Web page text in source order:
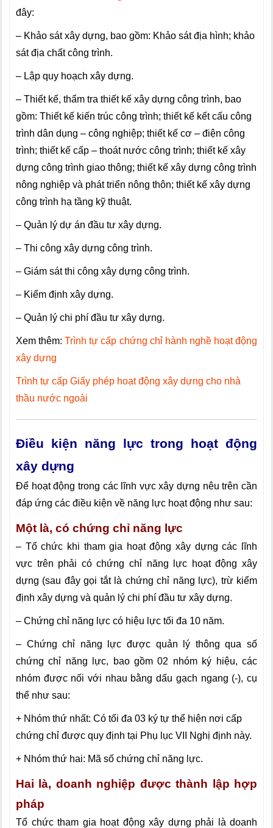
đây:
– Khảo sát xây dựng, bao gồm: Khảo sát địa hình; khảo
sát địa chất công trình.
– Lập quy hoạch xây dựng.
– Thiết kế, thẩm tra thiết kế xây dựng công trình, bao
gồm: Thiết kế kiến trúc công trình; thiết kế kết cấu công
trình dân dụng – công nghiệp; thiết kế cơ – điện công
trình; thiết kế cấp – thoát nước công trình; thiết kế xây
dựng công trình giao thông; thiết kế xây dựng công trình
nông nghiệp và phát triển nông thôn; thiết kế xây dựng
công trình hạ tầng kỹ thuật.
– Quản lý dự án đầu tư xây dựng.
– Thi công xây dựng công trình.
– Giám sát thi công xây dựng công trình.
– Kiểm định xây dựng.
– Quản lý chi phí đầu tư xây dựng.
Xem thêm:Trình tự cấp chứng chỉ hành nghề hoạt động
xây dựng
Trình tự cấp Giấy phép hoạt động xây dựng cho nhà
thầu nước ngoài
Điều kiện năng lực trong hoạt động
xây dựng
Để hoạt động trong các lĩnh vực xây dựng nêu trên cần
đáp ứng các điều kiện về năng lực hoạt động như sau:
Một là, có chứng chỉ năng lực
– Tổ chức khi tham gia hoạt động xây dựng các lĩnh
vực trên phải có chứng chỉ năng lực hoạt động xây
dựng (sau đây gọi tắt là chứng chỉ năng lực), trừ kiểm
định xây dựng và quản lý chi phí đầu tư xây dựng.
– Chứng chỉ năng lực có hiệu lực tối đa 10 năm.
– Chứng chỉ năng lực được quản lý thông qua số
chứng chỉ năng lực, bao gồm 02 nhóm ký hiệu, các
nhóm được nối với nhau bằng dấu gạch ngang (-), cụ
thể như sau:
+ Nhóm thứ nhất: Có tối đa 03 ký tự thể hiện nơi cấp
chứng chỉ được quy định tại Phụ lục VII Nghị định này.
+ Nhóm thứ hai: Mã số chứng chỉ năng lực.
Hai là, doanh nghiệp được thành lập hợp
pháp
Tổ chức tham gia hoạt động xây dựng phải là doanh